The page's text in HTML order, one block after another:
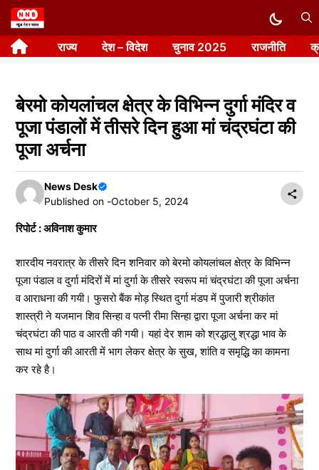
Skip
to
content राज्य देश – विदेश चुनाव 2025 राजनीति
बेरमो कोयलांचल क्षेत्र के विभिन्न दुर्गा मंदिर व
पूजा पंडालों में तीसरे दिन हुआ मां चंद्रघंटा की
पूजा अर्चना
News Desk
Published on -October 5, 2024
रिपोर्ट : अविनाश कुमार
शारदीय नवरात्र के तीसरे दिन शनिवार को बेरमो कोयलांचल क्षेत्र के विभिन्न
पूजा पंडाल व दुर्गा मंदिरों में मां दुर्गा के तीसरे स्वरूप मां चंद्रघंटा की पूजा अर्चना
व आराधना की गयी। फुसरो बैंक मोड़ स्थित दुर्गा मंडप में पुजारी श्रीकांत
शास्त्री ने यजमान शिव सिन्हा व पत्नी रीमा सिन्हा द्वारा पूजा अर्चना कर मां
चंद्रघंटा की पाठ व आरती की गयी। यहां देर शाम को श्रद्धालु श्रद्धा भाव के
साथ मां दुर्गा की आरती में भाग लेकर क्षेत्र के सुख, शांति व समृद्धि का कामना
कर रहे है।